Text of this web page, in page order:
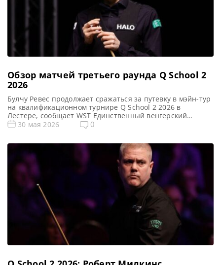
Обзор матчей третьего раунда Q School 2
2026
Булчу Ревес продолжает сражаться за путевку в мэйн-тур
на квалификационном турнире Q School 2 2026 в
Лестере, сообщает WST Единственный венгерский
профессионал за всю историю снукера Булчу Ревес
Нардеем со счетом 4-0 на втором этапе отборочного
турнира Q School 2026, проходящего […]
30 мая 2026 0